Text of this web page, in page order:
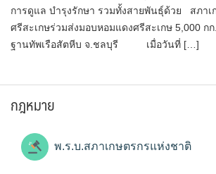
การดูแล บำรุงรักษา รวมทั้งสายพันธุ์ด้วย สภาเ
ศรีสะเกษ​ร่วมส่งมอบหอมแดงศรีสะเกษ 5,000 ก
ฐานทัพเรือสัตหีบ จ.ชลบุรี เมื่อวันที่ […]
กฎหมาย
พ.ร.บ.สภาเกษตรกรแห่งชาติ